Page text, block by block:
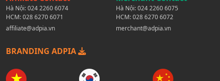
Hà Nội:024 2260 6074
HCM:028 6270 6071
affiliate@adpia.vn
Hà Nội:024 2260 6075
HCM:028 6270 6072
merchant@adpia.vn
BRANDING ADPIA